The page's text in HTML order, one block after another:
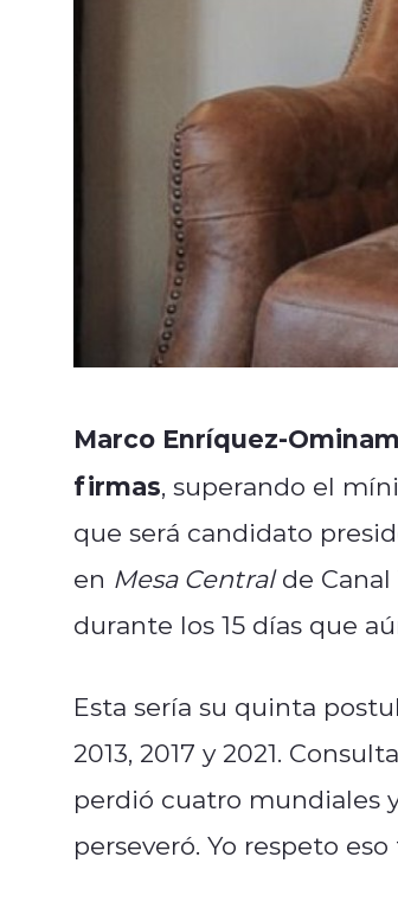
Marco Enríquez-
firmas, superando el
que será candidato
en Mesa Centralde Canal
durante los 15 días que
Esta sería su quinta
2013, 2017 y 2021.
perdió cuatro mundiales
perseveró. Yo respeto